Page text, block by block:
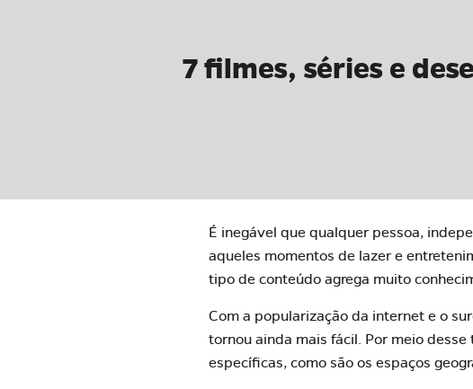
7 filmes, séries e
É inegável que qualquer pessoa,
aqueles momentos de lazer e
tipo de conteúdo agrega muito
Com a popularização da internet e o
tornou ainda mais fácil. Por meio
específicas, como são os espaços